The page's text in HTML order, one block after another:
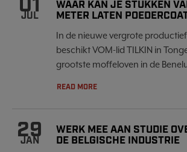
01
JUL
WAAR KAN JE STUKKEN
METER LATEN
In de nieuwe vergrote
beschikt VOM-lid TILKIN in
grootste moffeloven in de
READ MORE
29
JAN
WERK MEE AAN STUDIE
DE BELGISCHE INDUSTRIE